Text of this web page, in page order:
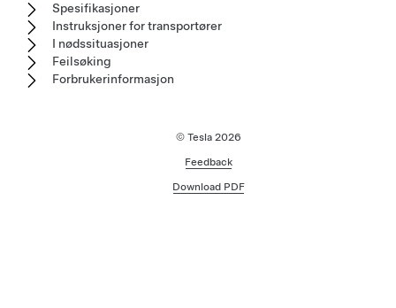
Spesifikasjoner
Instruksjoner for transportører
I nødssituasjoner
Feilsøking
Forbrukerinformasjon
© Tesla 2026
Feedback
Download PDF